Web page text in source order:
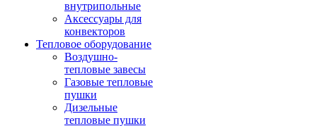
внутрипольные
Аксессуары для
конвекторов
Тепловое оборудование
Воздушно-
тепловые завесы
Газовые тепловые
пушки
Дизельные
тепловые пушки